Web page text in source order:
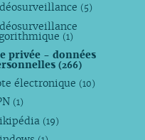
(5)
(1)
privée - données
(266)
électronique (10)
(1)
(19)